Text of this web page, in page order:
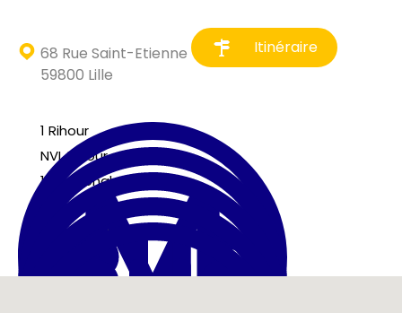
68 Rue Saint-Etienne
59800 Lille
Itinéraire
1 Rihour
NVL Rihour
18 Nationale
L1 Nationale
L5 Nationale